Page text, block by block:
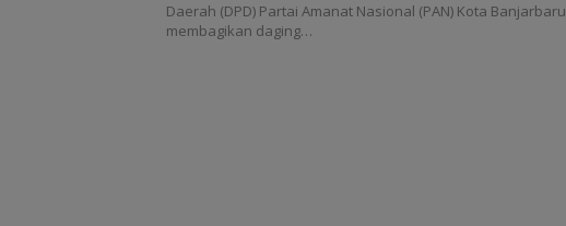
Daerah (DPD) Partai Amanat Nasional (PAN) Kota Banjarbaru,
membagikan daging…